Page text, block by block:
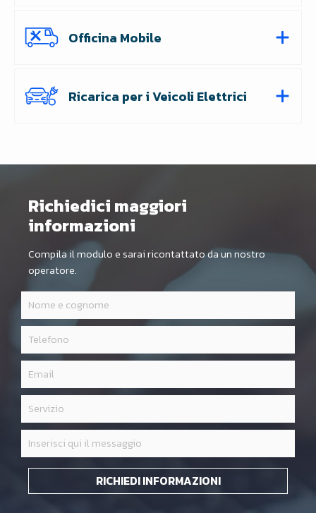
Officina Mobile
Ricarica per i Veicoli Elettrici
Richiedici maggiori
informazioni
Compila il modulo e sarai ricontattato da un nostro
operatore.
RICHIEDI INFORMAZIONI